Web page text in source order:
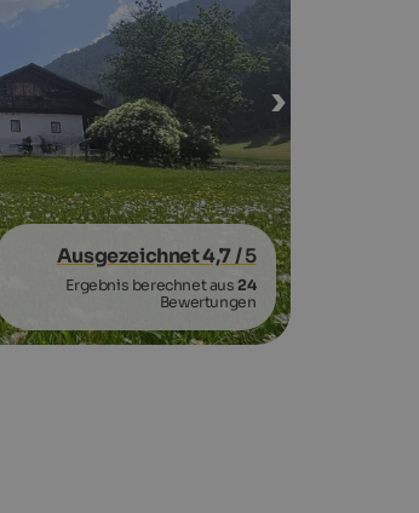
Ausgezeichnet 4,7/ 5
Ergebnis berechnet aus24
Bewertungen